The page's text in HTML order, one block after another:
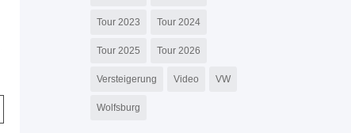
Tour 2023 Tour 2024
Tour 2025 Tour 2026
Versteigerung Video VW
Wolfsburg